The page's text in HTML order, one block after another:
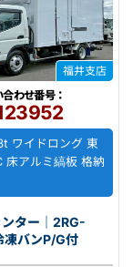
福井支店
合わせ番号：
ワイドロング 東
アルミ縞板 格納
ター｜2RG-
｜ 冷凍バンP/G付